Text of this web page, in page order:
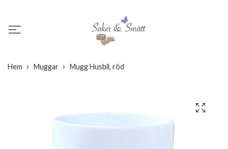
Hem Muggar Mugg Husbil, röd